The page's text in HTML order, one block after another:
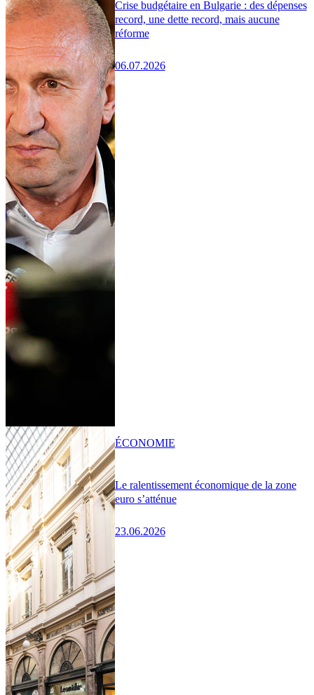
Crise budgétaire en Bulgarie : des dépenses
record, une dette record, mais aucune
réforme
06.07.2026
Le ralentissement économique de la zone
euro s’atténue
23.06.2026
ÉCONOMIE